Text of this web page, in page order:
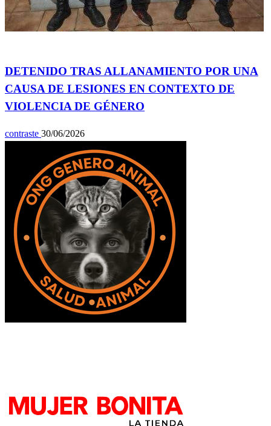
DETENIDO TRAS ALLANAMIENTO POR UNA
CAUSA DE LESIONES EN CONTEXTO DE
VIOLENCIA DE GÉNERO
contraste 30/06/2026